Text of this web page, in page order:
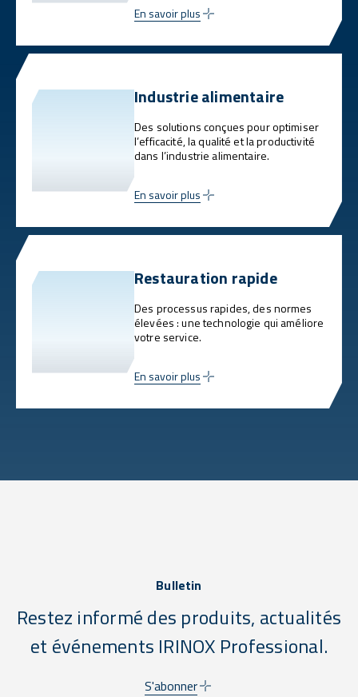
En savoir plus
Industrie alimentaire
Des solutions conçues pour optimiser
l’efficacité, la qualité et la productivité
dans l’industrie alimentaire.
En savoir plus
Restauration rapide
Des processus rapides, des normes
élevées : une technologie qui améliore
votre service.
En savoir plus
Bulletin
Restez informé des produits, actualités
et événements IRINOX Professional.
S'abonner